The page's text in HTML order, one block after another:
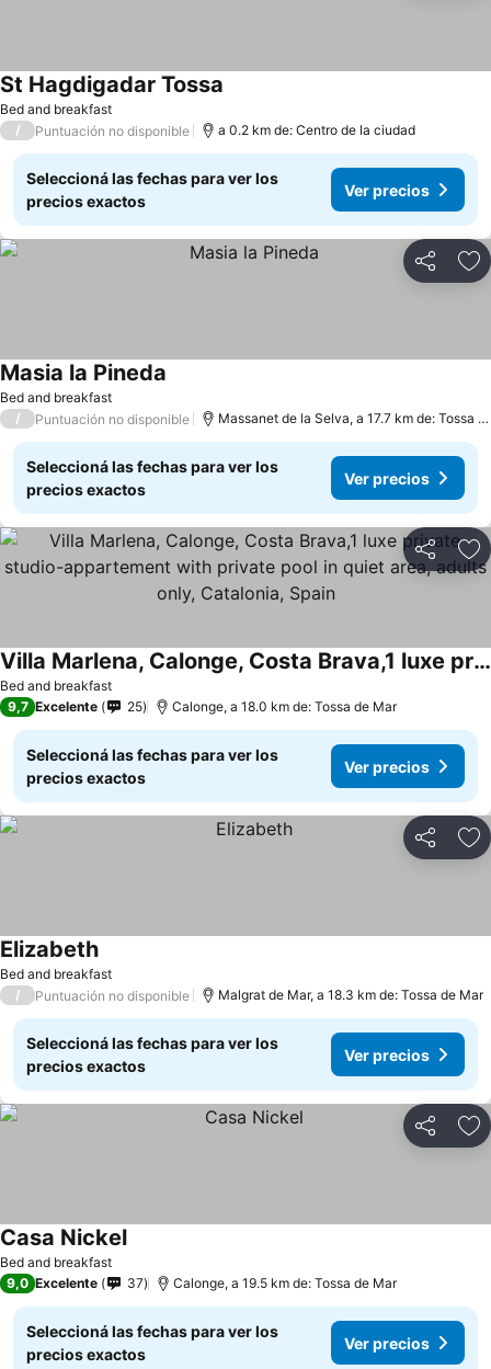
Bed and breakfast
St Hagdigadar Tossa
/ Puntuación no disponible a 0.2 km de: Centro de la ciudad
Seleccioná las fechas para ver los
precios exactos
Ver precios
Compartir
Bed and breakfast
Masia la Pineda
/ Puntuación no disponible Massanet de la Selva, a 17.7 km de: Tossa de Mar
Seleccioná las fechas para ver los
precios exactos
Ver precios
Compartir
Bed and breakfast
Villa Marlena, Calonge, Costa Brava,1 luxe private studio-appartement with private pool in quiet area, adults only, Catalonia, Spain
9,7 Excelente 25 Calonge, a 18.0 km de: Tossa de Mar
Seleccioná las fechas para ver los
precios exactos
Ver precios
Compartir
Bed and breakfast
Elizabeth
/ Puntuación no disponible Malgrat de Mar, a 18.3 km de: Tossa de Mar
Seleccioná las fechas para ver los
precios exactos
Ver precios
Compartir
Bed and breakfast
Casa Nickel
9,0 Excelente 37 Calonge, a 19.5 km de: Tossa de Mar
Seleccioná las fechas para ver los
precios exactos
Ver precios